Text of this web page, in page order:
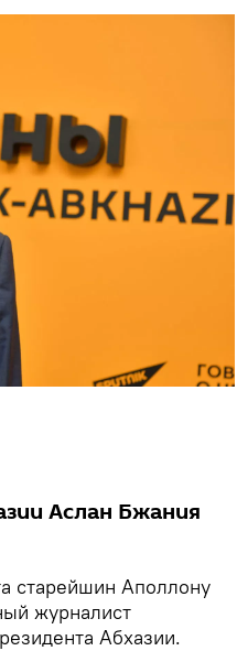
Аслан Бжания
старейшин Аполлону
журналист
Абхазии.